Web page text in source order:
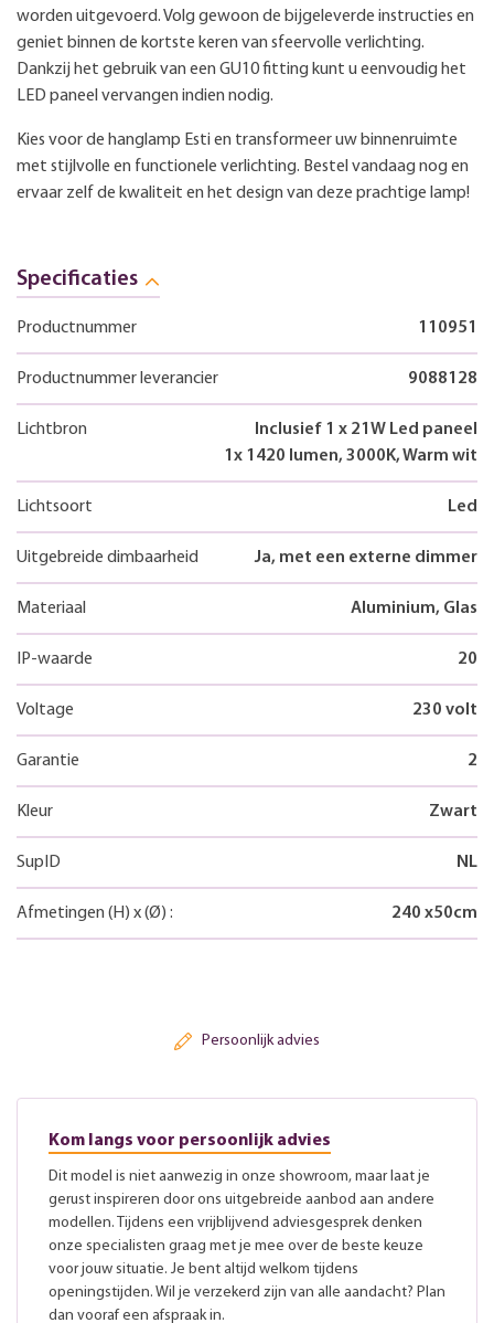
worden uitgevoerd. Volg gewoon de bijgeleverde instructies en
geniet binnen de kortste keren van sfeervolle verlichting.
Dankzij het gebruik van een GU10 fitting kunt u eenvoudig het
LED paneel vervangen indien nodig.
Kies voor de hanglamp Esti en transformeer uw binnenruimte
met stijlvolle en functionele verlichting. Bestel vandaag nog en
ervaar zelf de kwaliteit en het design van deze prachtige lamp!
Specificaties
Productnummer 110951
Productnummer leverancier 9088128
Lichtbron
Inclusief 1 x 21W Led paneel
1x 1420 lumen, 3000K, Warm wit
Lichtsoort Led
Uitgebreide dimbaarheid Ja, met een externe dimmer
Materiaal Aluminium, Glas
IP-waarde 20
Voltage 230 volt
Garantie 2
Kleur Zwart
SupID NL
Afmetingen (H) x(Ø) : 240 x50cm
Persoonlijk advies
Kom langs voor persoonlijk advies
Dit model is niet aanwezig in onze showroom, maar laat je
gerust inspireren door ons uitgebreide aanbod aan andere
modellen. Tijdens een vrijblijvend adviesgesprek denken
onze specialisten graag met je mee over de beste keuze
voor jouw situatie. Je bent altijd welkom tijdens
openingstijden. Wil je verzekerd zijn van alle aandacht? Plan
dan vooraf een afspraak in.